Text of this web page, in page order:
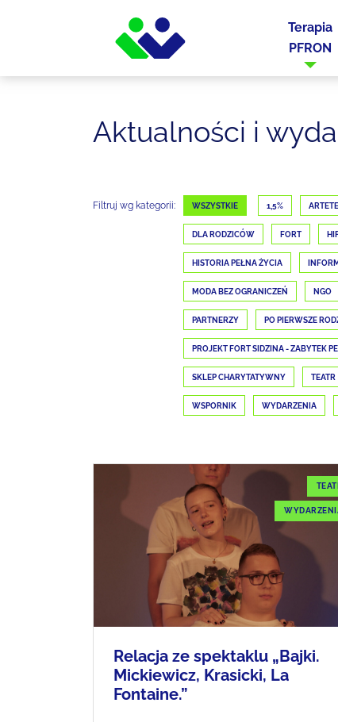
Terapia
PFRON
Aktualności i
Filtruj wg kategorii: WSZYSTKIE 1,5%
DLA RODZICÓW FORT
HISTORIA PEŁNA ŻYCIA
MODA BEZ OGRANICZEŃ NGO
PARTNERZY PO PIERWSZE
PROJEKT FORT SIDZINA - ZABYTEK
SKLEP CHARYTATYWNY TEATR
WSPORNIK WYDARZENIA
Relacja ze spektaklu „Bajki.
Mickiewicz, Krasicki, La
Fontaine.”